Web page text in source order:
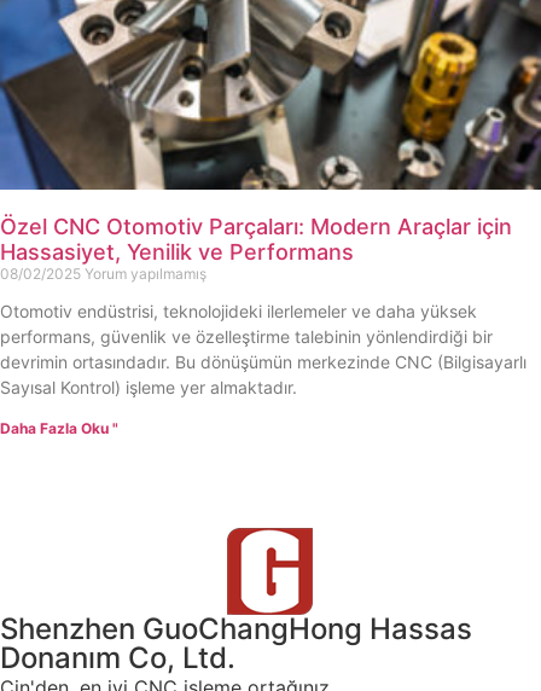
Özel CNC Otomotiv Parçaları: Modern Araçlar için
Hassasiyet, Yenilik ve Performans
08/02/2025 Yorum yapılmamış
Otomotiv endüstrisi, teknolojideki ilerlemeler ve daha yüksek
performans, güvenlik ve özelleştirme talebinin yönlendirdiği bir
devrimin ortasındadır. Bu dönüşümün merkezinde CNC (Bilgisayarlı
Sayısal Kontrol) işleme yer almaktadır.
Daha Fazla Oku "
Shenzhen GuoChangHong Hassas
Donanım Co, Ltd.